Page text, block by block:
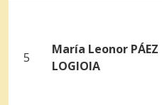
5
María Leonor PÁEZ
LOGIOIA